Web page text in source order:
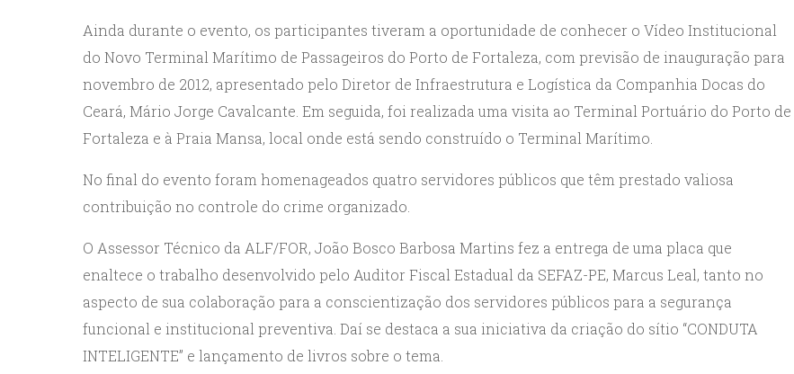
Ainda durante o evento, os participantes tiveram a oportunidade de conhecer o Vídeo Institucional
do Novo Terminal Marítimo de Passageiros do Porto de Fortaleza, com previsão de inauguração para
novembro de 2012, apresentado pelo Diretor de Infraestrutura e Logística da Companhia Docas do
Ceará, Mário Jorge Cavalcante. Em seguida, foi realizada uma visita ao Terminal Portuário do Porto de
Fortaleza e à Praia Mansa, local onde está sendo construído o Terminal Marítimo.
No final do evento foram homenageados quatro servidores públicos que têm prestado valiosa
contribuição no controle do crime organizado.
O Assessor Técnico da ALF/FOR, João Bosco Barbosa Martins fez a entrega de uma placa que
enaltece o trabalho desenvolvido pelo Auditor Fiscal Estadual da SEFAZ-PE, Marcus Leal, tanto no
aspecto de sua colaboração para a conscientização dos servidores públicos para a segurança
funcional e institucional preventiva. Daí se destaca a sua iniciativa da criação do sítio “CONDUTA
INTELIGENTE” e lançamento de livros sobre o tema.